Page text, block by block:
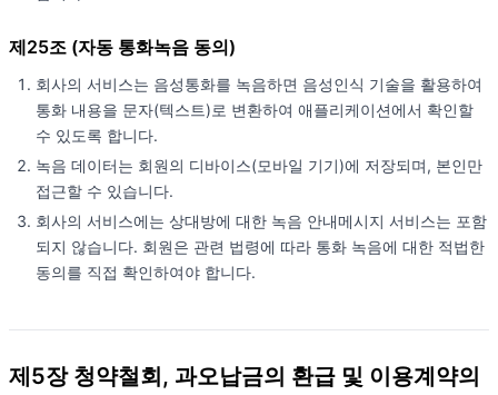
제25조 (자동 통화녹음 동의)
회사의 서비스는 음성통화를 녹음하면 음성인식 기술을 활용하여
통화 내용을 문자(텍스트)로 변환하여 애플리케이션에서 확인할
수 있도록 합니다.
녹음 데이터는 회원의 디바이스(모바일 기기)에 저장되며, 본인만
접근할 수 있습니다.
회사의 서비스에는 상대방에 대한 녹음 안내메시지 서비스는 포함
되지 않습니다. 회원은 관련 법령에 따라 통화 녹음에 대한 적법한
동의를 직접 확인하여야 합니다.
제5장 청약철회, 과오납금의 환급 및 이용계약의